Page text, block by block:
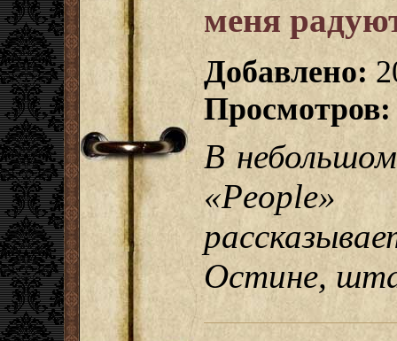
меня
Добавлено:
Просмотров:
В
Остине,